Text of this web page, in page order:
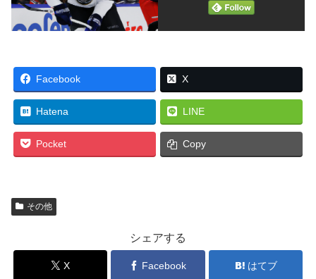
Facebook X
Hatena LINE
Pocket Copy
その他
シェアする
X Facebook はてブ